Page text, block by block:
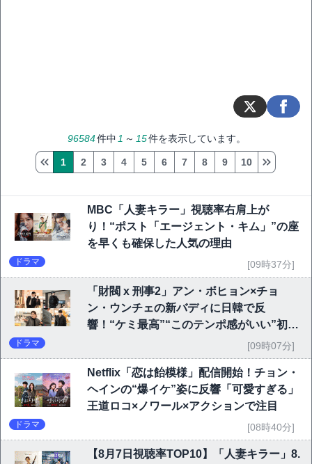
96584件中 1 ～ 15件を表示しています。
1 2 3 4 5 6 7 8 9 10
MBC「人妻キラー」視聴率右肩上が
り！“ポスト「エージェント・キム」”の座
を早くも確保した人気の理由
ドラマ [09時37分]
「財閥 x 刑事2」アン・ボヒョン×チョ
ン・ウンチェの新バディに日韓で反
響！“ケミ最高”“このテンポ感がいい”初回
ドラマ [09時07分]
Netflix「恋は飴模様」配信開始！チョン・
ヘインの“爆イケ”姿に反響「可愛すぎる」
王道ロコ×ノワール×アクションで注目
ドラマ [08時40分]
【8月7日視聴率TOP10】「人妻キラー」8.